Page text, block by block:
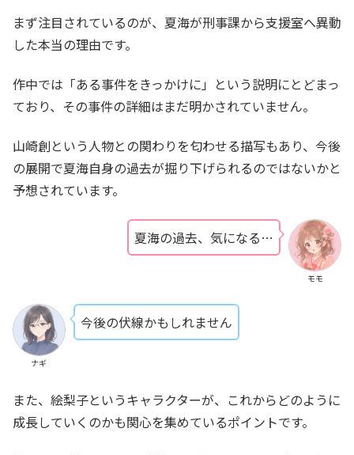
まず注目されているのが、夏海が刑事課から支援室へ異動
した本当の理由です。
作中では「ある事件をきっかけに」という説明にとどまっ
ており、その事件の詳細はまだ明かされていません。
山崎創という人物との関わりを匂わせる描写もあり、今後
の展開で夏海自身の過去が掘り下げられるのではないかと
予想されています。
モモ
夏海の過去、気になる…
ナギ
今後の伏線かもしれません
また、絵梨子というキャラクターが、これからどのように
成長していくのかも関心を集めているポイントです。